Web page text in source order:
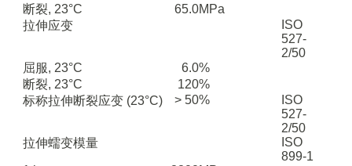
断裂, 23°C
65.0MPa
拉伸应变
ISO
527-
2/50
屈服, 23°C
6.0%
断裂, 23°C
120%
标称拉伸断裂应变 (23°C) > 50%
ISO
527-
2/50
拉伸蠕变模量
ISO
899-1